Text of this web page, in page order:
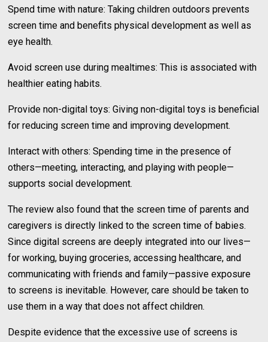
Spend time with nature: Taking children outdoors prevents
screen time and benefits physical development as well as
eye health.
Avoid screen use during mealtimes: This is associated with
healthier eating habits.
Provide non-digital toys: Giving non-digital toys is beneficial
for reducing screen time and improving development.
Interact with others: Spending time in the presence of
others—meeting, interacting, and playing with people—
supports social development.
The review also found that the screen time of parents and
caregivers is directly linked to the screen time of babies.
Since digital screens are deeply integrated into our lives—
for working, buying groceries, accessing healthcare, and
communicating with friends and family—passive exposure
to screens is inevitable. However, care should be taken to
use them in a way that does not affect children.
Despite evidence that the excessive use of screens is